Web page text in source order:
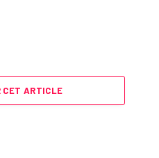
CET ARTICLE